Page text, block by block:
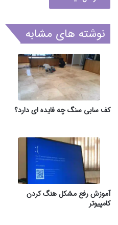
نوشته های مشابه
کف سابی سنگ چه فایده ای دارد؟
آموزش رفع مشکل هنگ کردن
کامپیوتر